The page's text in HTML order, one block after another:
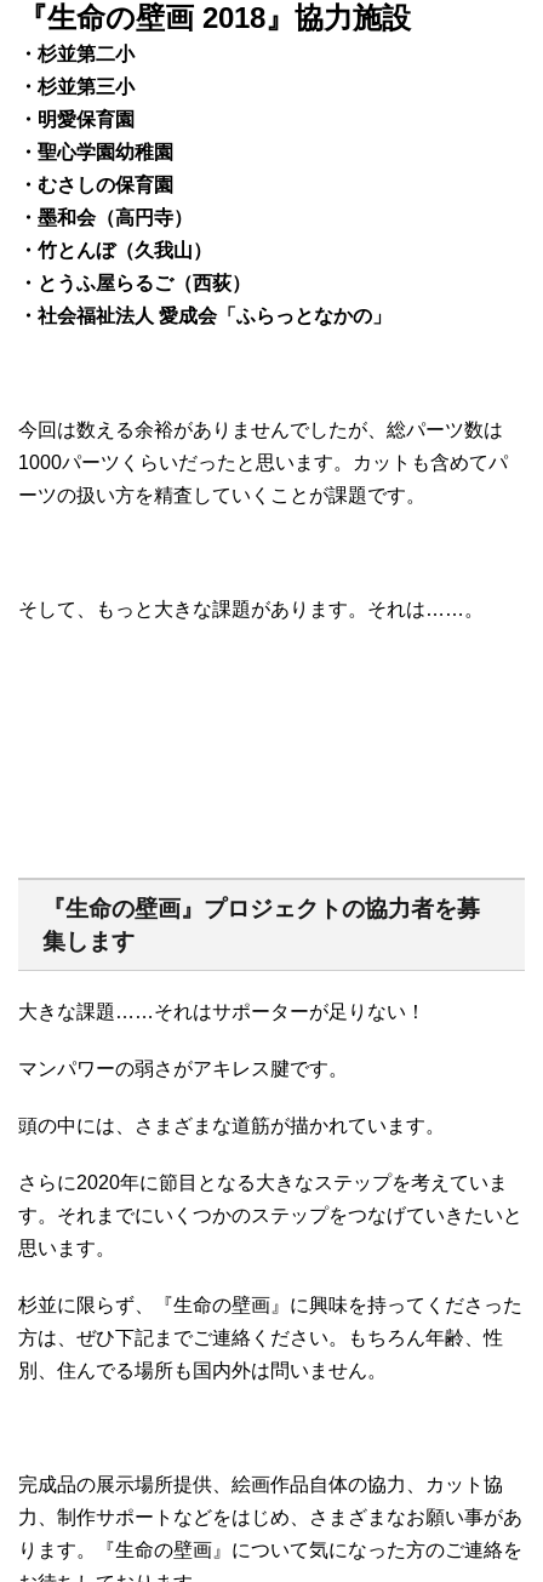
『生命の壁画 2018』協力施設
・杉並第二小
・杉並第三小
・明愛保育園
・聖心学園幼稚園
・むさしの保育園
・墨和会（高円寺）
・竹とんぼ（久我山）
・とうふ屋らるご（西荻）
・社会福祉法人 愛成会「ふらっとなかの」
今回は数える余裕がありませんでしたが、総パーツ数は
1000パーツくらいだったと思います。カットも含めてパ
ーツの扱い方を精査していくことが課題です。
そして、もっと大きな課題があります。それは……。
『生命の壁画』プロジェクトの協力者を募
集します
大きな課題……それはサポーターが足りない！
マンパワーの弱さがアキレス腱です。
頭の中には、さまざまな道筋が描かれています。
さらに2020年に節目となる大きなステップを考えていま
す。それまでにいくつかのステップをつなげていきたいと
思います。
杉並に限らず、『生命の壁画』に興味を持ってくださった
方は、ぜひ下記までご連絡ください。もちろん年齢、性
別、住んでる場所も国内外は問いません。
完成品の展示場所提供、絵画作品自体の協力、カット協
力、制作サポートなどをはじめ、さまざまなお願い事があ
ります。『生命の壁画』について気になった方のご連絡を